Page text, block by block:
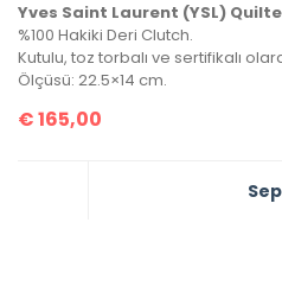
Yves Saint Laurent (YSL)
%100 Hakiki Deri Clutch.
Kutulu, toz torbalı ve sertifikalı
Ölçüsü: 22.5×14 cm.
€165,00